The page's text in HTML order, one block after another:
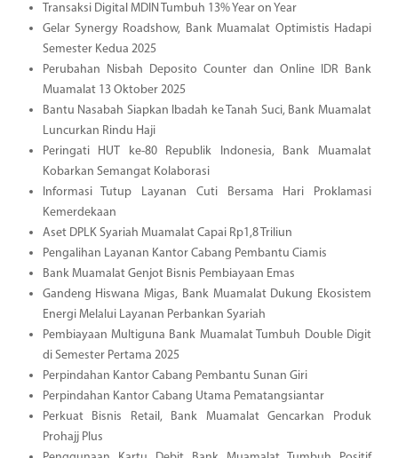
Transaksi Digital MDIN Tumbuh 13% Year on Year
Gelar Synergy Roadshow, Bank Muamalat Optimistis Hadapi
Semester Kedua 2025
Perubahan Nisbah Deposito Counter dan Online IDR Bank
Muamalat 13 Oktober 2025
Bantu Nasabah Siapkan Ibadah ke Tanah Suci, Bank Muamalat
Luncurkan Rindu Haji
Peringati HUT ke-80 Republik Indonesia, Bank Muamalat
Kobarkan Semangat Kolaborasi
Informasi Tutup Layanan Cuti Bersama Hari Proklamasi
Kemerdekaan
Aset DPLK Syariah Muamalat Capai Rp1,8 Triliun
Pengalihan Layanan Kantor Cabang Pembantu Ciamis
Bank Muamalat Genjot Bisnis Pembiayaan Emas
Gandeng Hiswana Migas, Bank Muamalat Dukung Ekosistem
Energi Melalui Layanan Perbankan Syariah
Pembiayaan Multiguna Bank Muamalat Tumbuh Double Digit
di Semester Pertama 2025
Perpindahan Kantor Cabang Pembantu Sunan Giri
Perpindahan Kantor Cabang Utama Pematangsiantar
Perkuat Bisnis Retail, Bank Muamalat Gencarkan Produk
Prohajj Plus